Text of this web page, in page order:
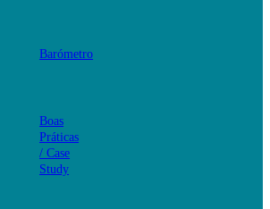
Barómetro
Boas
Práticas
/ Case
Study